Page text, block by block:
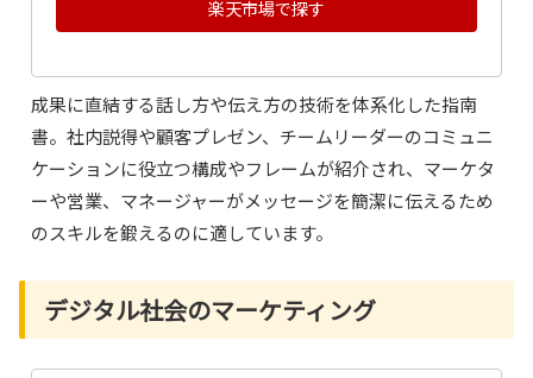
楽天市場で探す
成果に直結する話し方や伝え方の技術を体系化した指南
書。社内説得や顧客プレゼン、チームリーダーのコミュニ
ケーションに役立つ構成やフレームが紹介され、マーケタ
ーや営業、マネージャーがメッセージを簡潔に伝えるため
のスキルを鍛えるのに適しています。
デジタル社会のマーケティング